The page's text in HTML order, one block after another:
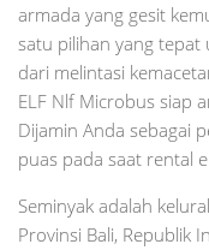
armada yang gesit
satu pilihan yang
dari melintasi
ELF Nlf Microbus siap
Dijamin Anda sebagai
puas pada saat rental
Seminyak adalah
Provinsi Bali, Republik